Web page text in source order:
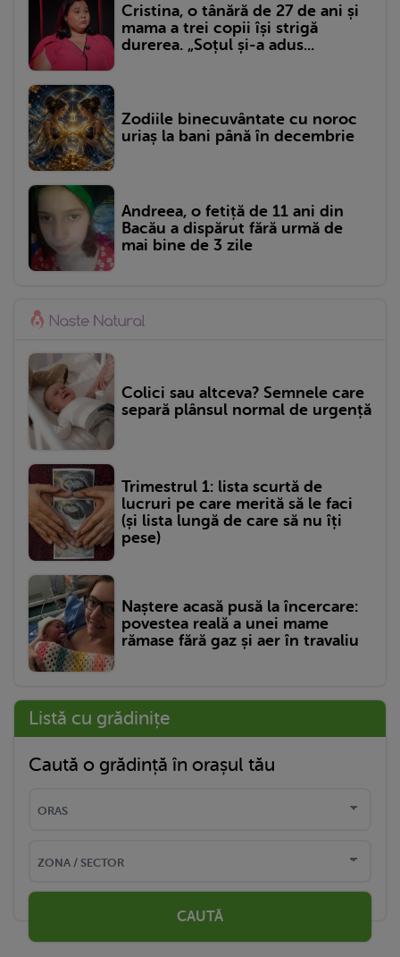
Cristina, o tânără de 27 de ani și
mama a trei copii își strigă
durerea. „Soțul și-a adus...
Zodiile binecuvântate cu noroc
uriaș la bani până în decembrie
Andreea, o fetiță de 11 ani din
Bacău a dispărut fără urmă de
mai bine de 3 zile
Colici sau altceva? Semnele care
separă plânsul normal de urgență
Trimestrul 1: lista scurtă de
lucruri pe care merită să le faci
(și lista lungă de care să nu îți
pese)
Naștere acasă pusă la încercare:
povestea reală a unei mame
rămase fără gaz și aer în travaliu
Listă cu grădinițe
Caută o grădință în orașul tău
CAUTĂ